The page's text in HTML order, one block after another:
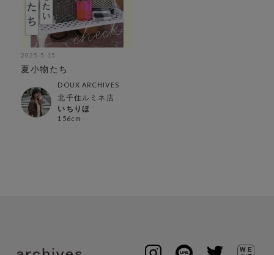
2025-5-15
夏小物たち
DOUX ARCHIVES
北千住ルミネ店
いちりほ
156cm